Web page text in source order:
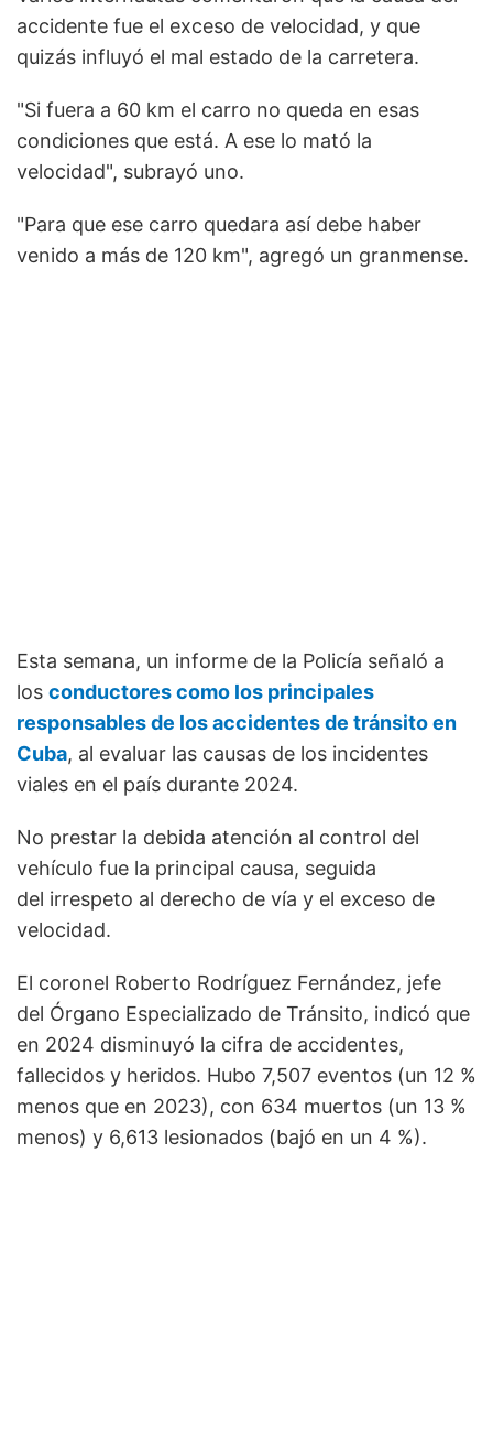
accidente fue el exceso de velocidad, y que
quizás influyó el mal estado de la carretera.
"Si fuera a 60 km el carro no queda en esas
condiciones que está. A ese lo mató la
velocidad", subrayó uno.
"Para que ese carro quedara así debe haber
venido a más de 120 km", agregó un granmense.
Esta semana, un informe de la Policía señaló a
los conductores como los principales
responsables de los accidentes de tránsito en
Cuba, al evaluar las causas de los incidentes
viales en el país durante 2024.
No prestar la debida atención al control del
vehículo fue la principal causa, seguida
del irrespeto al derecho de vía y el exceso de
velocidad.
El coronel Roberto Rodríguez Fernández, jefe
del Órgano Especializado de Tránsito, indicó que
en 2024 disminuyó la cifra de accidentes,
fallecidos y heridos. Hubo 7,507 eventos (un 12 %
menos que en 2023), con 634 muertos (un 13 %
menos) y 6,613 lesionados (bajó en un 4 %).